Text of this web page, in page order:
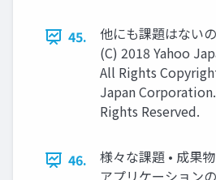
45.
他にも課題はない
(C) 2018 Yahoo
All Rights
Japan
Rights Reserved.
46.
様々な課題 • 成果